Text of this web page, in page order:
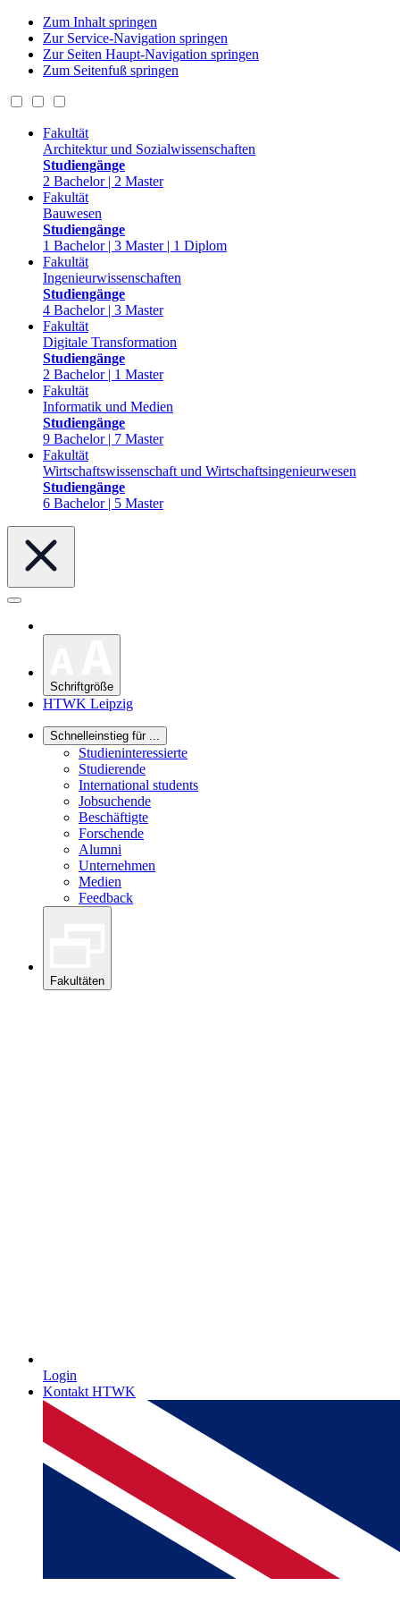
Zum Inhalt springen
Zur Service-Navigation springen
Zur Seiten Haupt-Navigation springen
Zum Seitenfuß springen
Fakultät
Architektur und Sozialwissenschaften
Studiengänge
2 Bachelor | 2 Master
Fakultät
Bauwesen
Studiengänge
1 Bachelor | 3 Master | 1 Diplom
Fakultät
Ingenieurwissenschaften
Studiengänge
4 Bachelor | 3 Master
Fakultät
Digitale Transformation
Studiengänge
2 Bachelor | 1 Master
Fakultät
Informatik und Medien
Studiengänge
9 Bachelor | 7 Master
Fakultät
Wirtschaftswissenschaft und Wirtschaftsingenieurwesen
Studiengänge
6 Bachelor | 5 Master
Schriftgröße
HTWK Leipzig
Schnelleinstieg für ...
Studieninteressierte
Studierende
International students
Jobsuchende
Beschäftigte
Forschende
Alumni
Unternehmen
Medien
Feedback
Fakultäten
Login
Kontakt HTWK